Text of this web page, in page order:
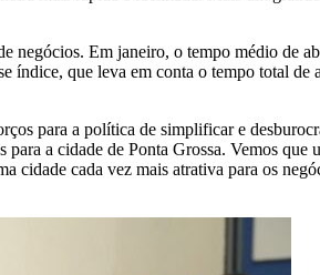
negócios. Em janeiro, o tempo médio de
índice, que leva em conta o tempo total de
para a política de simplificar e
a cidade de Ponta Grossa. Vemos
cidade cada vez mais atrativa para os